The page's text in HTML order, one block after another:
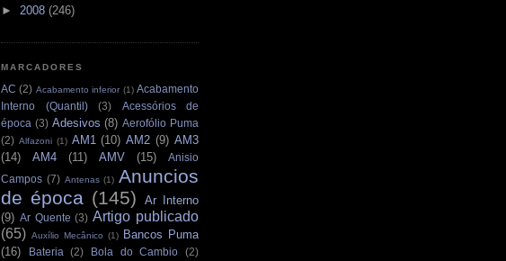
► 2008 (246)
MARCADORES
AC (2) Acabamento inferior (1) Acabamento
Interno (Quantil)
(3)
Acessórios de
época (3) Adesivos (8) Aerofólio Puma
(2) Alfazoni (1) AM1 (10) AM2 (9) AM3
(14)
AM4 (11) AMV (15)
Anisio
Campos (7) Antenas (1) Anuncios
de época (145)
Ar Interno
(9) Ar Quente (3) Artigo publicado
(65) Auxílio Mecânico (1)
Bancos Puma
(16)
Bateria (2) Bola do Cambio (2)